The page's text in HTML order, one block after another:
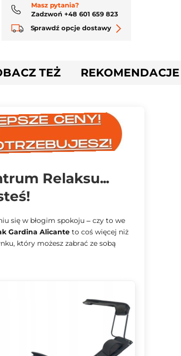
Masz pytania?
Zadzwoń +48 601 659 823
Sprawdź opcje dostawy
TEŻ REKOMENDACJE
Relaksu...
się w błogim spokoju – czy to we
Gardina Alicante to coś więcej niż
który możesz zabrać ze sobą